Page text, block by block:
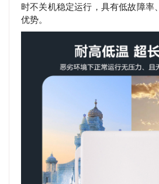
时不关机稳定运行，具有低故障率
优势。